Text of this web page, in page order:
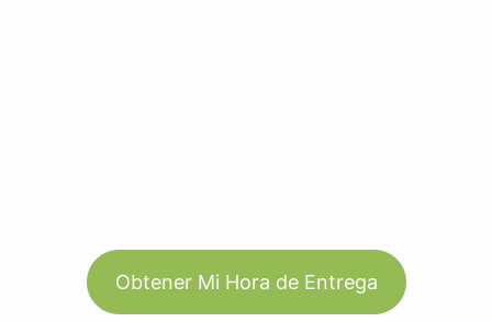
Obtener Mi Hora de Entrega